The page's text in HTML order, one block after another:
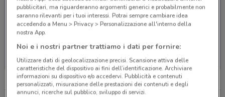
Non ci sono negozi nelle vicinanze
pubblicitari, ma riguarderanno argomenti generici e probabilmente non
saranno rilevanti per i tuoi interessi. Potrai sempre cambiare idea
accedendo a Menu > Privacy > Personalizzazione all'interno della
nostra App.
Noi e i nostri partner trattiamo i dati per fornire:
Utilizzare dati di geolocalizzazione precisi. Scansione attiva delle
caratteristiche del dispositivo ai fini dell’identificazione. Archiviare
informazioni su dispositivo e/o accedervi. Pubblicità e contenuti
personalizzati, misurazione delle prestazioni dei contenuti e degli
annunci, ricerche sul pubblico, sviluppo di servizi.